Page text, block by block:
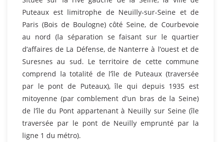
Puteaux est limitrophe de Neuilly-sur-Seine et de
Paris (Bois de Boulogne) côté Seine, de Courbevoie
au nord (la séparation se faisant sur le quartier
d’affaires de La Défense, de Nanterre à l’ouest et de
Suresnes au sud. Le territoire de cette commune
comprend la totalité de l’île de Puteaux (traversée
par le pont de Puteaux), île qui depuis 1935 est
mitoyenne (par comblement d’un bras de la Seine)
de l’île du Pont appartenant à Neuilly sur Seine (île
traversée par le pont de Neuilly emprunté par la
ligne 1 du métro).